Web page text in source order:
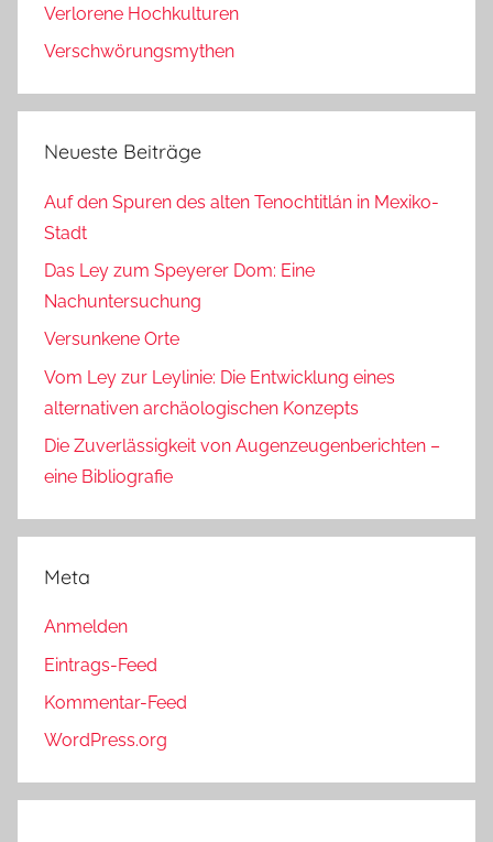
Verlorene Hochkulturen
Verschwörungsmythen
Neueste Beiträge
Auf den Spuren des alten Tenochtitlán in Mexiko-
Stadt
Das Ley zum Speyerer Dom: Eine
Nachuntersuchung
Versunkene Orte
Vom Ley zur Leylinie: Die Entwicklung eines
alternativen archäologischen Konzepts
Die Zuverlässigkeit von Augenzeugenberichten –
eine Bibliografie
Meta
Anmelden
Eintrags-Feed
Kommentar-Feed
WordPress.org